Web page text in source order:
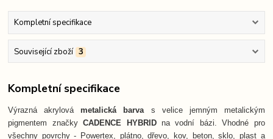
Kompletní specifikace
Související zboží 3
Kompletní specifikace
Výrazná akrylovámetalická barvas velice jemným metalickým
pigmentem značkyCADENCE HYBRIDna vodní bázi. Vhodné pro
všechny povrchy - Powertex, plátno, dřevo, kov, beton, sklo, plast a